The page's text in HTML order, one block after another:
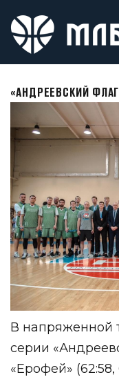
«АНДРЕЕВСКИЙ
В напряженной
серии
«Ерофей» (62:58,